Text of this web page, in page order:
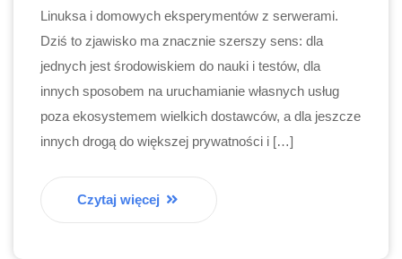
Linuksa i domowych eksperymentów z serwerami.
Dziś to zjawisko ma znacznie szerszy sens: dla
jednych jest środowiskiem do nauki i testów, dla
innych sposobem na uruchamianie własnych usług
poza ekosystemem wielkich dostawców, a dla jeszcze
innych drogą do większej prywatności i […]
Czytaj więcej